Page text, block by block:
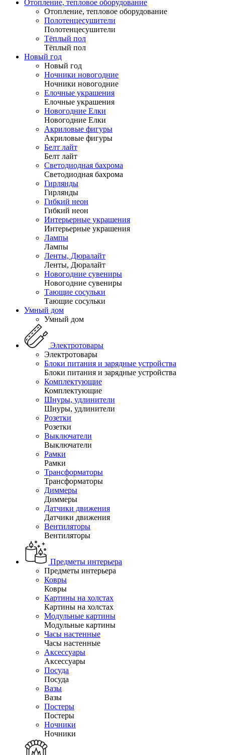
Отопление, тепловое оборудование
Отопление, тепловое оборудование
Полотенцесушители
Полотенцесушители
Тёплый пол
Тёплый пол
Новый год
Новый год
Ночники новогодние
Ночники новогодние
Елочные украшения
Елочные украшения
Новогодние Елки
Новогодние Елки
Акриловые фигуры
Акриловые фигуры
Белт лайт
Белт лайт
Светодиодная бахрома
Светодиодная бахрома
Гирлянды
Гирлянды
Гибкий неон
Гибкий неон
Интерьерные украшения
Интерьерные украшения
Лампы
Лампы
Ленты, Дюралайт
Ленты, Дюралайт
Новогодние сувениры
Новогодние сувениры
Тающие сосульки
Тающие сосульки
Умный дом
Умный дом
Электротовары
Электротовары
Блоки питания и зарядные устройства
Блоки питания и зарядные устройства
Комплектующие
Комплектующие
Шнуры, удлинители
Шнуры, удлинители
Розетки
Розетки
Выключатели
Выключатели
Рамки
Рамки
Трансформаторы
Трансформаторы
Диммеры
Диммеры
Датчики движения
Датчики движения
Вентиляторы
Вентиляторы
Предметы интерьера
Предметы интерьера
Ковры
Ковры
Картины на холстах
Картины на холстах
Модульные картины
Модульные картины
Часы настенные
Часы настенные
Аксессуары
Аксессуары
Посуда
Посуда
Вазы
Вазы
Постеры
Постеры
Ночники
Ночники